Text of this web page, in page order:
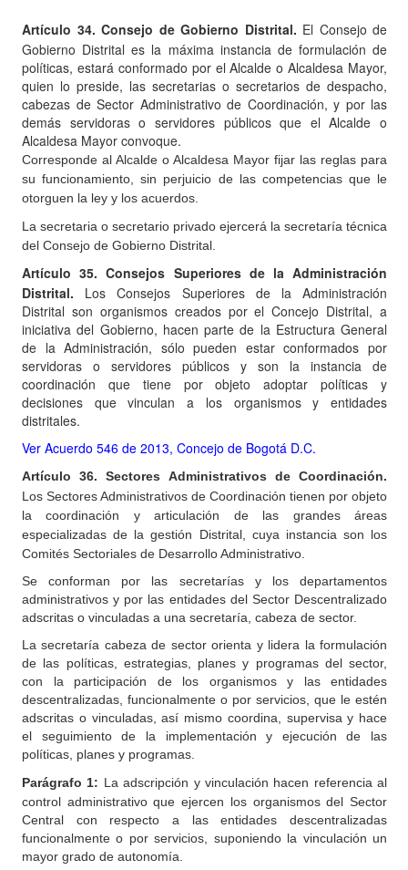
Artículo 34. Consejo de Gobierno Distrital. El Consejo de
Gobierno Distrital es la máxima instancia de formulación de
políticas, estará conformado por el Alcalde o Alcaldesa Mayor,
quien lo preside, las secretarias o secretarios de despacho,
cabezas de Sector Administrativo de Coordinación, y por las
demás servidoras o servidores públicos que el Alcalde o
Alcaldesa Mayor convoque.
Corresponde al Alcalde o Alcaldesa Mayor fijar las reglas para
su funcionamiento, sin perjuicio de las competencias que le
otorguen la ley y los acuerdos.
La secretaria o secretario privado ejercerá la secretaría técnica
del Consejo de Gobierno Distrital.
Artículo 35. Consejos Superiores de la Administración
Distrital. Los Consejos Superiores de la Administración
Distrital son organismos creados por el Concejo Distrital, a
iniciativa del Gobierno, hacen parte de la Estructura General
de la Administración, sólo pueden estar conformados por
servidoras o servidores públicos y son la instancia de
coordinación que tiene por objeto adoptar políticas y
decisiones que vinculan a los organismos y entidades
distritales.
Ver Acuerdo 546 de 2013, Concejo de Bogotá D.C.
Artículo
36. Sectores Administrativos de Coordinación.
Los Sectores Administrativos de Coordinación tienen por objeto
la coordinación y articulación de las grandes áreas
especializadas de la gestión Distrital, cuya instancia son los
Comités Sectoriales de Desarrollo Administrativo.
Se conforman por las secretarías y los departamentos
administrativos y por las entidades del Sector Descentralizado
adscritas o vinculadas a una secretaría, cabeza de sector.
La secretaría cabeza de sector orienta y lidera la formulación
de las políticas, estrategias, planes y programas del sector,
con la participación de los organismos y las entidades
descentralizadas, funcionalmente o por servicios, que le estén
adscritas o vinculadas, así mismo coordina, supervisa y hace
el seguimiento de la implementación y ejecución de las
políticas, planes y programas.
Parágrafo 1: La adscripción y vinculación hacen referencia al
control administrativo que ejercen los organismos del Sector
Central con respecto a las entidades descentralizadas
funcionalmente o por servicios, suponiendo la vinculación un
mayor grado de autonomía.